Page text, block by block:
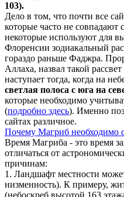
103).
Дело в том, что почти все
которые часто не совпадают
некоторые используют для
Флоренсии зодиакальный
гораздо раньше Фаджра.
Аллаха, назвал такой
наступает тогда, когда на
светлая полоса с юга на
которые необходимо
(подробно здесь). Именно
сайтах различное.
Почему Магриб необходимо
Время Магриба - это время
отличаться от
причинам:
1. Ландшафт местности
низменность). К примеру,